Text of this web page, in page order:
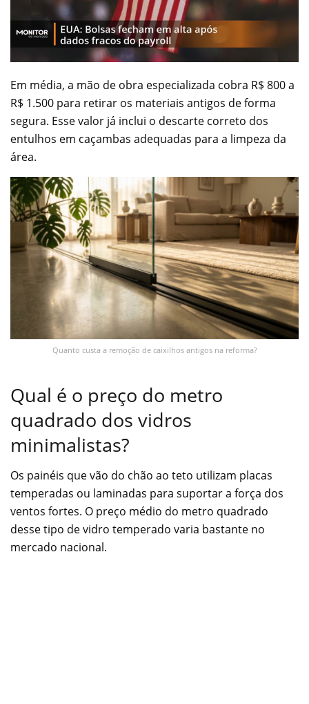
Em média, a mão de obra especializada cobra R$ 800 a
R$ 1.500 para retirar os materiais antigos de forma
segura. Esse valor já inclui o descarte correto dos
entulhos em caçambas adequadas para a limpeza da
área.
Quanto custa a remoção de caixilhos antigos na reforma?
Qual é o preço do metro
quadrado dos vidros
minimalistas?
Os painéis que vão do chão ao teto utilizam placas
temperadas ou laminadas para suportar a força dos
ventos fortes. O preço médio do metro quadrado
desse tipo de vidro temperado varia bastante no
mercado nacional.